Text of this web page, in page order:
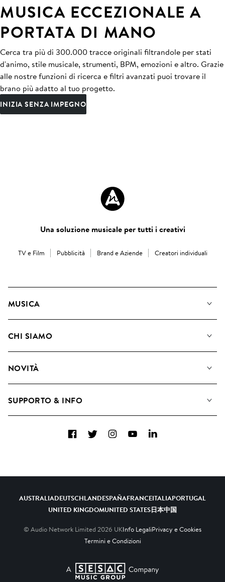
MUSICA ECCEZIONALE A
PORTATA DI MANO
Cerca tra più di 300.000 tracce originali filtrandole per stati
d'animo, stile musicale, strumenti, BPM, emozioni e altro. Grazie
alle nostre funzioni di ricerca e filtri avanzati puoi trovare il
brano più adatto al tuo progetto.
INIZIA SENZA IMPEGNO
Una soluzione musicale per tutti i creativi
TV e Film Pubblicità Brand e Aziende Creatori individuali
MUSICA
Cerca
CHI SIAMO
Come utilizziamo l'intelligenza artificiale
NOVITÀ
SUPPORTO & INFO
FacebookTwitterInstagramYouTubeLinkedIn
AUSTRALIADEUTSCHLANDESPAÑAFRANCEITALIAPORTUGAL
UNITED KINGDOMUNITED STATES日本中国
© Audio Network Limited 2026 UKInfo LegaliPrivacy e Cookies
Termini e Condizioni
A SESAC Company